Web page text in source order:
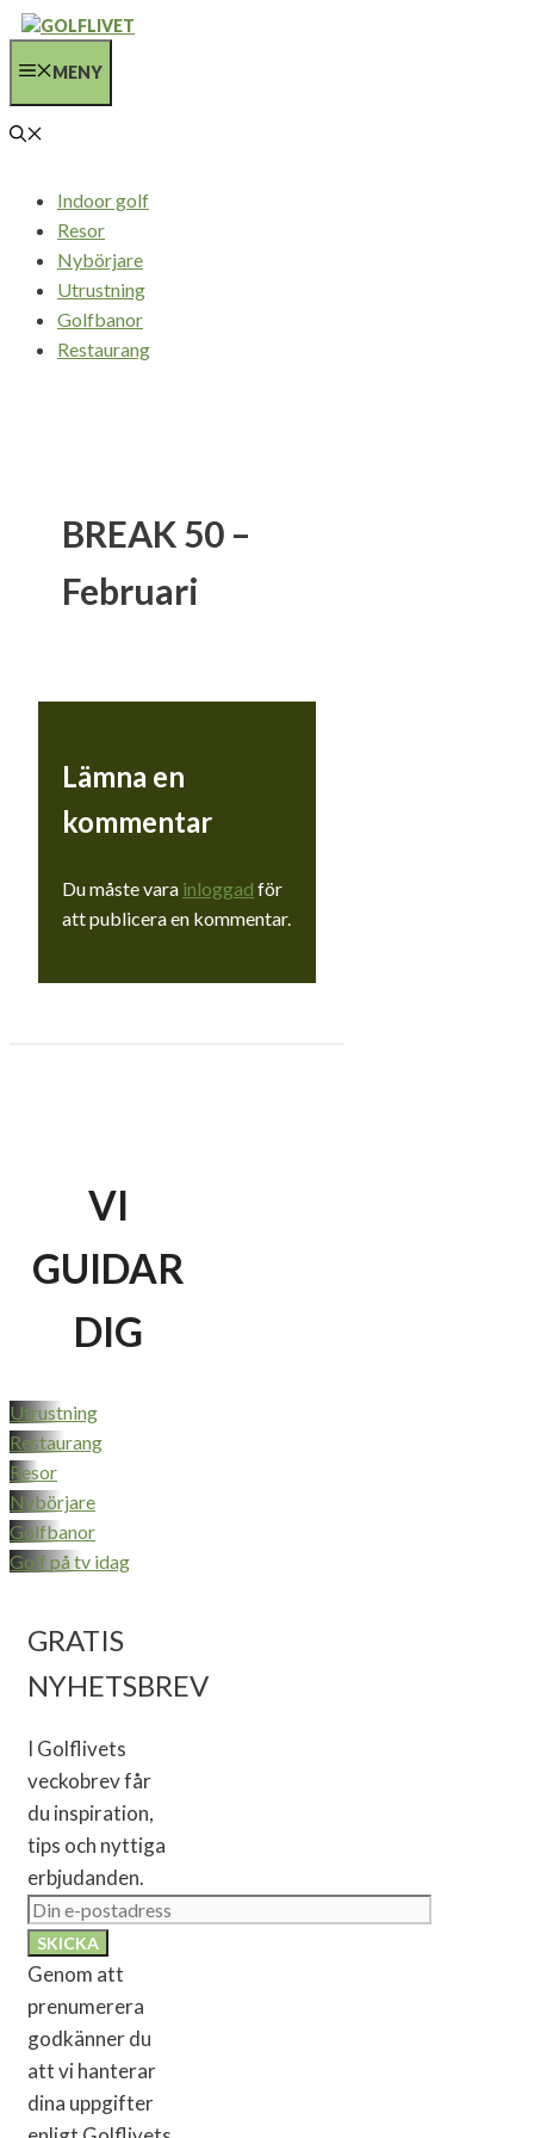
Hoppa
innehållMENY
Indoor golf
Resor
Nybörjare
Utrustning
Golfbanor
Restaurang
BREAK 50 –
Februari
Lämna en
kommentar
Du måste vara inloggad för
att publicera en kommentar.
VI
GUIDAR
DIG
Utrustning
Restaurang
Resor
Nybörjare
Golfbanor
Golf på tv idag
GRATIS
NYHETSBREV
I Golflivets
veckobrev får
du inspiration,
tips och nyttiga
erbjudanden.
Genom att
prenumerera
godkänner du
att vi hanterar
dina uppgifter